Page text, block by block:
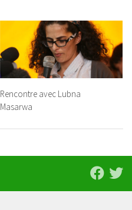
Rencontre avec Lubna
Masarwa